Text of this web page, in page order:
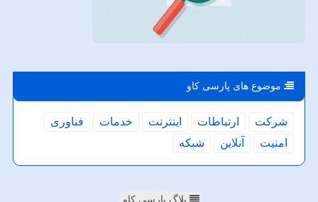
موضوع های پارسی كاو
شركت ارتباطات اینترنت خدمات
فناوری
امنیت
آنلاین شبكه
بلاگ پارسی کاو